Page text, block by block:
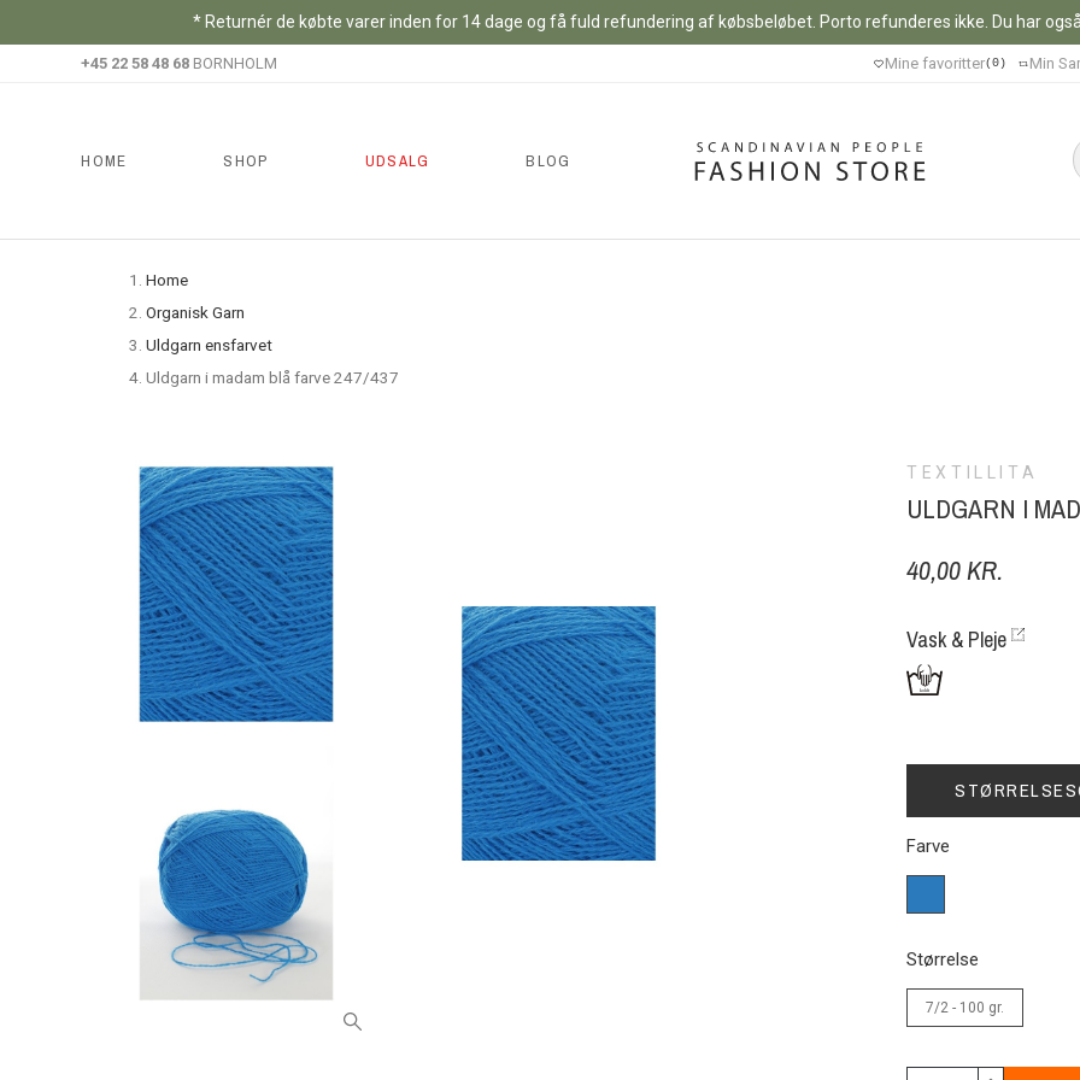
* Returnér de købte varer inden for 14 dage og få fuld refundering af købsbeløbet. Porto refunderes ikke. Du har
+45 22 58 48 68 BORNHOLM Mine favoritter 0 Min
HOME SHOP UDSALG BLOG
Home
Organisk Garn
Uldgarn ensfarvet
Uldgarn i madam blå farve 247/437
TEXTILLITA
ULDGARN I
40,00 KR.
Vask & Pleje
Farve
blå
Størrelse
7/2 - 100 gr.